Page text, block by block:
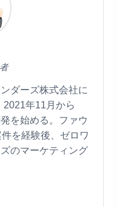
ダーズ株式会社に
2021年11月から
を始める。ファウ
を経験後、ゼロワ
のマーケティング